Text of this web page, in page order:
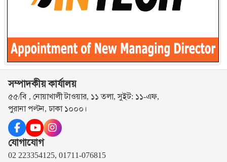
সম্পাদকীয় কার্যালয়
৫৫/বি , নোয়াখালী টাওয়ার, ১১ তলা, সুইট: ১১-এফ,
পুরানা পল্টন, ঢাকা ১০০০।
যোগাযোগ
02 223354125, 01711-076815